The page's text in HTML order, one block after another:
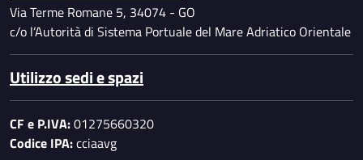
Via Terme Romane 5, 34074 - GO
c/o l’Autorità di Sistema Portuale del Mare Adriatico Orientale
Utilizzo sedi e spazi
CF e P.IVA:01275660320
Codice IPA:cciaavg